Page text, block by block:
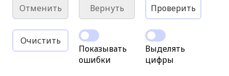
Отменить Вернуть Проверить
Очистить
Показывать
ошибки
Выделять
цифры